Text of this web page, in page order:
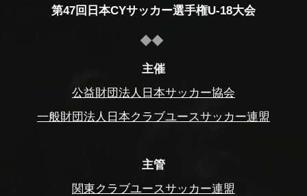
第47回日本CYサッカー選手権U-18大会
主催
公益財団法人日本サッカー協会
一般財団法人日本クラブユースサッカー連盟
主管
関東クラブユースサッカー連盟